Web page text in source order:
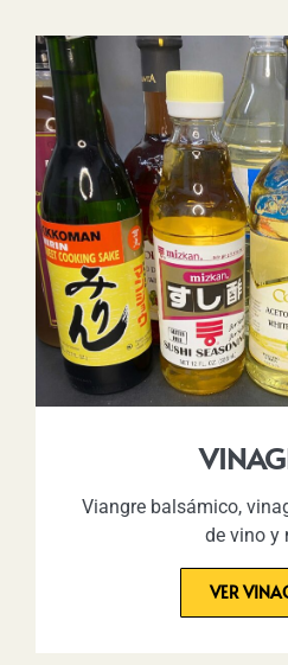
Viangre balsámico,
de vino y
VER